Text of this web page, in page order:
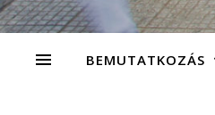
BEMUTATKOZÁS